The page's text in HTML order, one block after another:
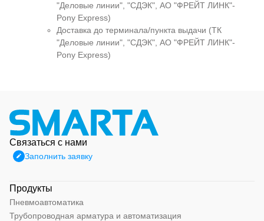
"Деловые линии", "СДЭК", АО "ФРЕЙТ ЛИНК"-
Pony Express)
Доставка до терминала/пункта выдачи (ТК
"Деловые линии", "СДЭК", АО "ФРЕЙТ ЛИНК"-
Pony Express)
Связаться с нами
Заполнить заявку
Продукты
Пневмоавтоматика
Трубопроводная арматура и автоматизация